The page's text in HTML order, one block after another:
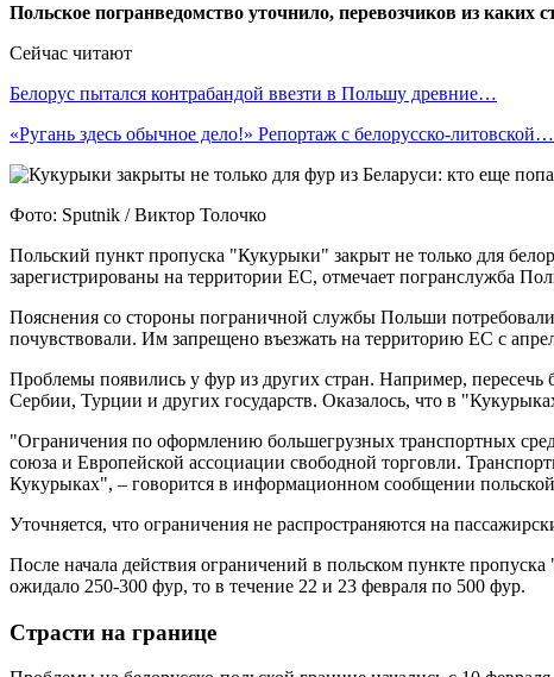
Польское погранведомство уточнило, перевозчиков из каких
Сейчас читают
Белорус пытался контрабандой ввезти в Польшу древние…
«Ругань здесь обычное дело!» Репортаж с белорусско-литовской…
Фото: Sputnik / Виктор Толочко
Польский пункт пропуска "Кукурыки" закрыт не только для
зарегистрированы на территории ЕС, отмечает погранслужба
Пояснения со стороны пограничной службы Польши
почувствовали. Им запрещено въезжать на территорию ЕС с
Проблемы появились у фур из других стран. Например,
Сербии, Турции и других государств. Оказалось, что в
"Ограничения по оформлению большегрузных транспортных
союза и Европейской ассоциации свободной торговли.
Кукурыках", – говорится в информационном сообщении
Уточняется, что ограничения не распространяются на
После начала действия ограничений в польском пункте
ожидало 250-300 фур, то в течение 22 и 23 февраля по 500 фур.
Страсти на границе